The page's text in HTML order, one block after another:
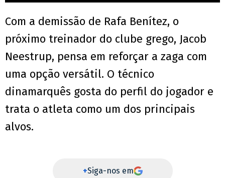
Com a demissão de Rafa Benítez, o
próximo treinador do clube grego, Jacob
Neestrup, pensa em reforçar a zaga com
uma opção versátil. O técnico
dinamarquês gosta do perfil do jogador e
trata o atleta como um dos principais
alvos.
+Siga-nos em